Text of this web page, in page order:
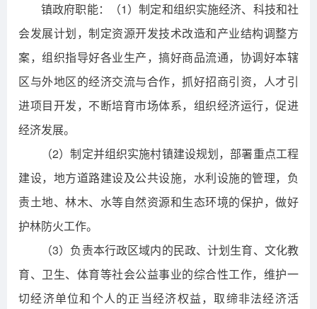
镇政府职能：（1）制定和组织实施经济、科技和社
会发展计划，制定资源开发技术改造和产业结构调整方
案，组织指导好各业生产，搞好商品流通，协调好本辖
区与外地区的经济交流与合作，抓好招商引资，人才引
进项目开发，不断培育市场体系，组织经济运行，促进
经济发展。
（2）制定并组织实施村镇建设规划，部署重点工程
建设，地方道路建设及公共设施，水利设施的管理，负
责土地、林木、水等自然资源和生态环境的保护，做好
护林防火工作。
（3）负责本行政区域内的民政、计划生育、文化教
育、卫生、体育等社会公益事业的综合性工作，维护一
切经济单位和个人的正当经济权益，取缔非法经济活